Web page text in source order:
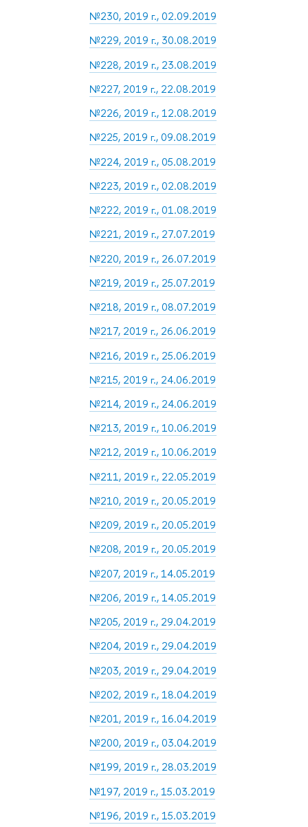
№230, 2019 г., 02.09.2019
№229, 2019 г., 30.08.2019
№228, 2019 г., 23.08.2019
№227, 2019 г., 22.08.2019
№226, 2019 г., 12.08.2019
№225, 2019 г., 09.08.2019
№224, 2019 г., 05.08.2019
№223, 2019 г., 02.08.2019
№222, 2019 г., 01.08.2019
№221, 2019 г., 27.07.2019
№220, 2019 г., 26.07.2019
№219, 2019 г., 25.07.2019
№218, 2019 г., 08.07.2019
№217, 2019 г., 26.06.2019
№216, 2019 г., 25.06.2019
№215, 2019 г., 24.06.2019
№214, 2019 г., 24.06.2019
№213, 2019 г., 10.06.2019
№212, 2019 г., 10.06.2019
№211, 2019 г., 22.05.2019
№210, 2019 г., 20.05.2019
№209, 2019 г., 20.05.2019
№208, 2019 г., 20.05.2019
№207, 2019 г., 14.05.2019
№206, 2019 г., 14.05.2019
№205, 2019 г., 29.04.2019
№204, 2019 г., 29.04.2019
№203, 2019 г., 29.04.2019
№202, 2019 г., 18.04.2019
№201, 2019 г., 16.04.2019
№200, 2019 г., 03.04.2019
№199, 2019 г., 28.03.2019
№197, 2019 г., 15.03.2019
№196, 2019 г., 15.03.2019